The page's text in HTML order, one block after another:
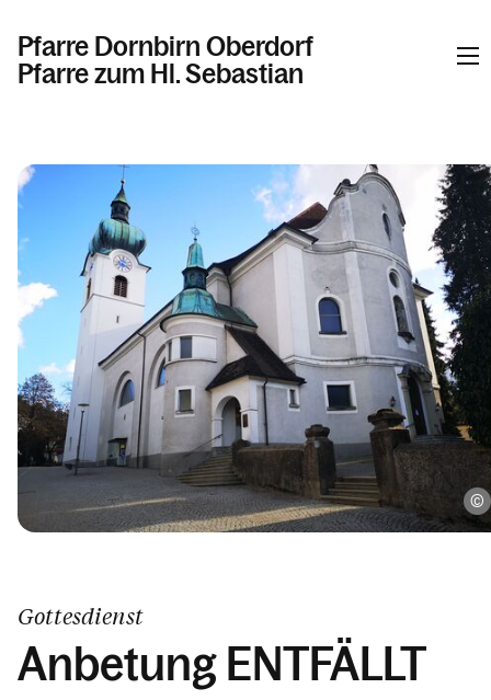
Pfarre Dornbirn Oberdorf
Pfarre zum Hl. Sebastian
Kalender
Personen
Kontakt
Gottesdienst
Anbetung ENTFÄLLT